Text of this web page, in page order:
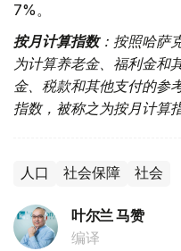
7%。
按月计算指数：按照哈萨
为计算养老金、福利金和
金、税款和其他支付的参
指数，被称之为按月计算
人口 社会保障 社会
叶尔兰 马赞
编译